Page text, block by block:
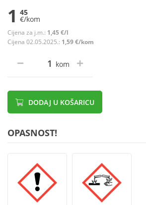
1 45
€/kom
Cijena za j.m.: 1,45 €/l
Cijena 02.05.2025.: 1,59 €/kom
kom
DODAJ U KOŠARICU
OPASNOST!